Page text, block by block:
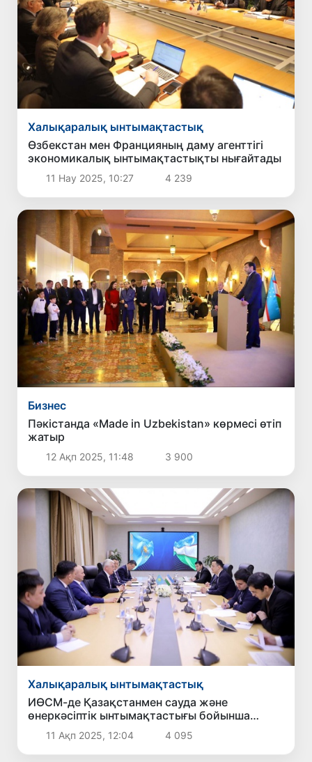
Халықаралық ынтымақтастық
Өзбекстан мен Францияның даму агенттігі
экономикалық ынтымақтастықты нығайтады
11 Нау 2025, 10:27 4 239
Бизнес
Пәкістанда «Made in Uzbekistan» көрмесі өтіп
жатыр
12 Ақп 2025, 11:48 3 900
Халықаралық ынтымақтастық
ИӨСМ-де Қазақстанмен сауда және
өнеркәсіптік ынтымақтастығы бойынша
жоспарлар үйлестірілді
11 Ақп 2025, 12:04 4 095